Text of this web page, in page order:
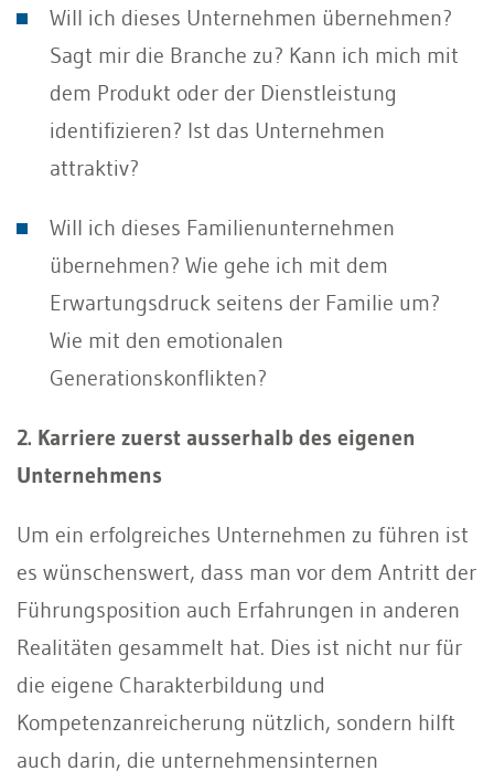
Will ich dieses Unternehmen übernehmen?
Sagt mir die Branche zu? Kann ich mich mit
dem Produkt oder der Dienstleistung
identifizieren? Ist das Unternehmen
attraktiv?
Will ich dieses Familienunternehmen
übernehmen? Wie gehe ich mit dem
Erwartungsdruck seitens der Familie um?
Wie mit den emotionalen
Generationskonflikten?
2. Karriere zuerst ausserhalb des eigenen
Unternehmens
Um ein erfolgreiches Unternehmen zu führen ist
es wünschenswert, dass man vor dem Antritt der
Führungsposition auch Erfahrungen in anderen
Realitäten gesammelt hat. Dies ist nicht nur für
die eigene Charakterbildung und
Kompetenzanreicherung nützlich, sondern hilft
auch darin, die unternehmensinternen